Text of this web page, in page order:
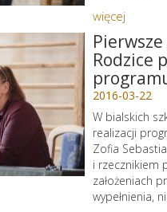
więcej
Rodzice
2016-03-22
W bialskich
realizacji
Zofia
i rzecznikiem
założeniach
wypełnienia,